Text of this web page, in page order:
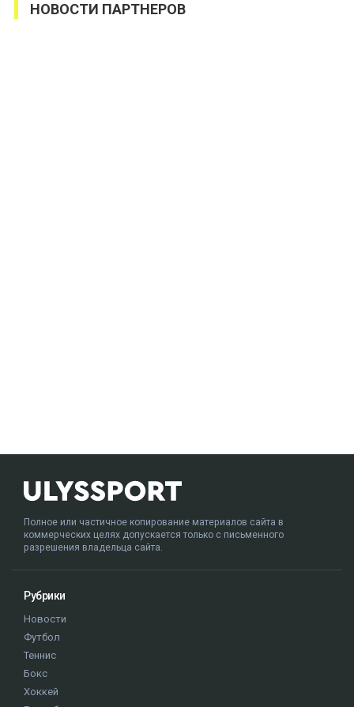
НОВОСТИ ПАРТНЕРОВ
Полное или частичное копирование материалов сайта в
коммерческих целях допускается только с письменного
разрешения владельца сайта.
Рубрики
Новости
Футбол
Теннис
Бокс
Хоккей